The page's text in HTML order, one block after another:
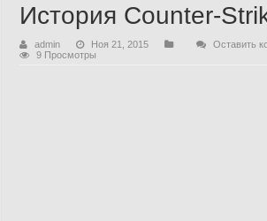
История Counter-
admin Ноя 21, 2015
Оставить
9 Просмотры